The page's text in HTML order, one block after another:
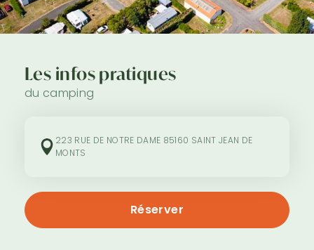
Les infos pratiques
du camping
223 RUE DE NOTRE DAME 85160 SAINT JEAN DE
MONTS
Réserver